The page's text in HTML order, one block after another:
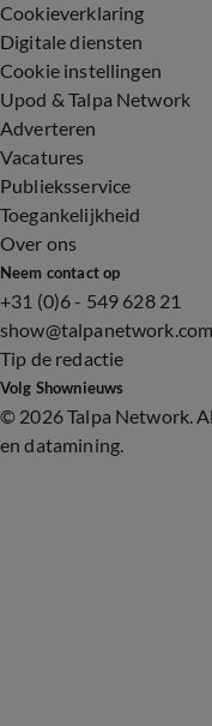
Cookieverklaring
Digitale diensten
Cookie instellingen
Upod & Talpa Network
Adverteren
Vacatures
Publieksservice
Toegankelijkheid
Over ons
Neem contact op
+31 (0)6 - 549 628 21
show@talpanetwork.com
Tip de redactie
Volg Shownieuws
© 2026 Talpa Network.
en datamining.